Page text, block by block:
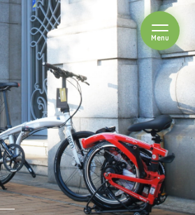
カゴヤ
Menuを開閉